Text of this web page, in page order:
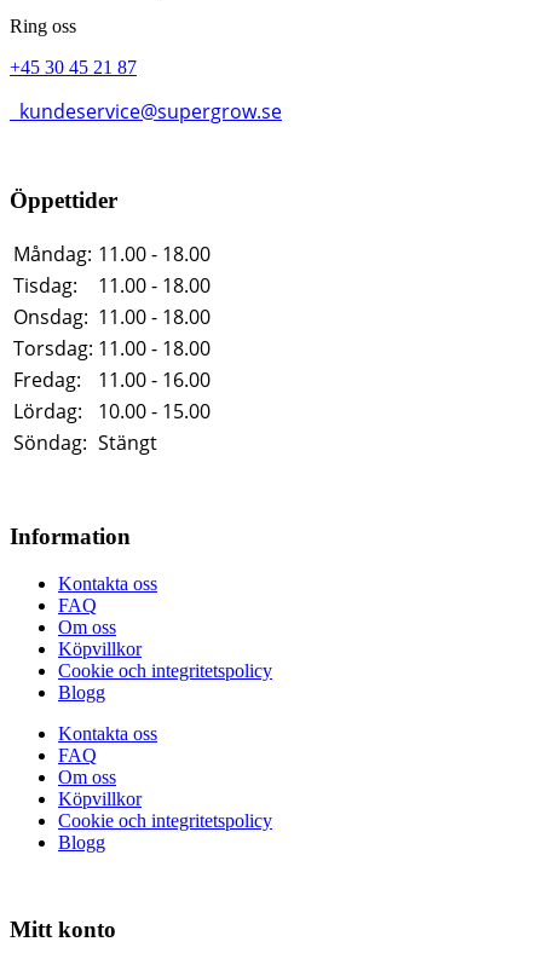
Ring oss
+45 30 45 21 87
kundeservice@supergrow.se
Öppettider
Måndag: 11.00 - 18.00
Tisdag:
11.00 - 18.00
Onsdag: 11.00 - 18.00
Torsdag: 11.00 - 18.00
Fredag:
11.00 - 16.00
Lördag:
10.00 - 15.00
Söndag: Stängt
Information
Kontakta oss
FAQ
Om oss
Köpvillkor
Cookie och integritetspolicy
Blogg
Kontakta oss
FAQ
Om oss
Köpvillkor
Cookie och integritetspolicy
Blogg
Mitt konto